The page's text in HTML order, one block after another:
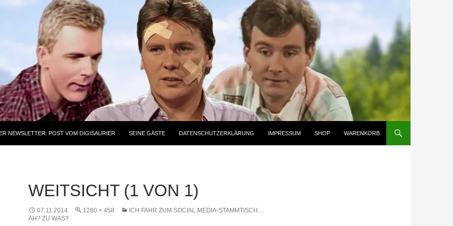
NEWSLETTER: POST VOM DIGISAURIER SEINE GÄSTE DATENSCHUTZERKLÄRUNG IMPRESSUM SHOP WARENKORB
WEITSICHT (1 VON 1)
07.11.2014 1280 × 458
ICH FAHR ZUM SOCIAL MEDIA-STAMMTISCH…
ÄH? ZU WAS?